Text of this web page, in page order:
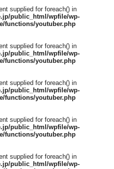
supplied for foreach() in
public_html/wpfile/wp-
functions/youtuber.php
supplied for foreach() in
public_html/wpfile/wp-
functions/youtuber.php
supplied for foreach() in
public_html/wpfile/wp-
functions/youtuber.php
supplied for foreach() in
public_html/wpfile/wp-
functions/youtuber.php
supplied for foreach() in
public_html/wpfile/wp-